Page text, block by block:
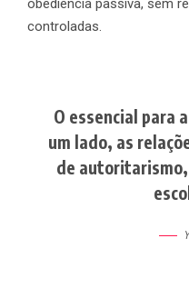
obediência passiva, sem
controladas.
O essencial para
um lado, as
de